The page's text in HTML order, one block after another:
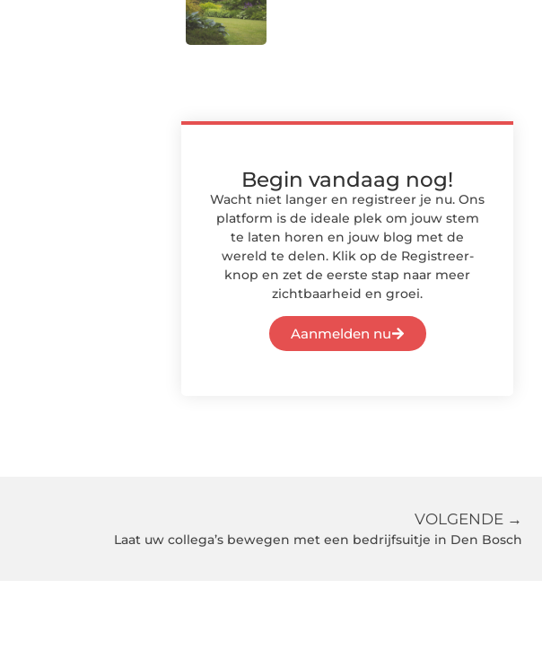
Begin vandaag nog!
Wacht niet langer en registreer je nu. Ons
platform is de ideale plek om jouw stem
te laten horen en jouw blog met de
wereld te delen. Klik op de Registreer-
knop en zet de eerste stap naar meer
zichtbaarheid en groei.
Aanmelden nu
VOLGENDE →
Laat uw collega’s bewegen met een bedrijfsuitje in Den Bosch